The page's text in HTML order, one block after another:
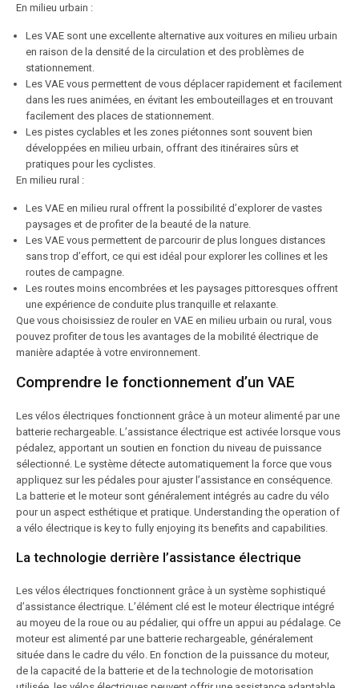
En milieu urbain :
Les VAE sont une excellente alternative aux voitures en milieu urbain
en raison de la densité de la circulation et des problèmes de
stationnement.
Les VAE vous permettent de vous déplacer rapidement et facilement
dans les rues animées, en évitant les embouteillages et en trouvant
facilement des places de stationnement.
Les pistes cyclables et les zones piétonnes sont souvent bien
développées en milieu urbain, offrant des itinéraires sûrs et
pratiques pour les cyclistes.
En milieu rural :
Les VAE en milieu rural offrent la possibilité d’explorer de vastes
paysages et de profiter de la beauté de la nature.
Les VAE vous permettent de parcourir de plus longues distances
sans trop d’effort, ce qui est idéal pour explorer les collines et les
routes de campagne.
Les routes moins encombrées et les paysages pittoresques offrent
une expérience de conduite plus tranquille et relaxante.
Que vous choisissiez de rouler en VAE en milieu urbain ou rural, vous
pouvez profiter de tous les avantages de la mobilité électrique de
manière adaptée à votre environnement.
Comprendre le fonctionnement d’un VAE
Les vélos électriques fonctionnent grâce à un moteur alimenté par une
batterie rechargeable. L’assistance électrique est activée lorsque vous
pédalez, apportant un soutien en fonction du niveau de puissance
sélectionné. Le système détecte automatiquement la force que vous
appliquez sur les pédales pour ajuster l’assistance en conséquence.
La batterie et le moteur sont généralement intégrés au cadre du vélo
pour un aspect esthétique et pratique. Understanding the operation of
a vélo électrique is key to fully enjoying its benefits and capabilities.
La technologie derrière l’assistance électrique
Les vélos électriques fonctionnent grâce à un système sophistiqué
d’assistance électrique. L’élément clé est le moteur électrique intégré
au moyeu de la roue ou au pédalier, qui offre un appui au pédalage. Ce
moteur est alimenté par une batterie rechargeable, généralement
située dans le cadre du vélo. En fonction de la puissance du moteur,
de la capacité de la batterie et de la technologie de motorisation